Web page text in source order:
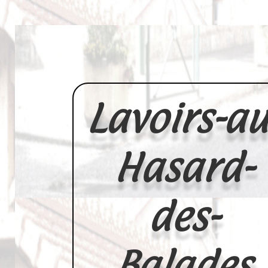
Lavoirs-
Hasard-
des-